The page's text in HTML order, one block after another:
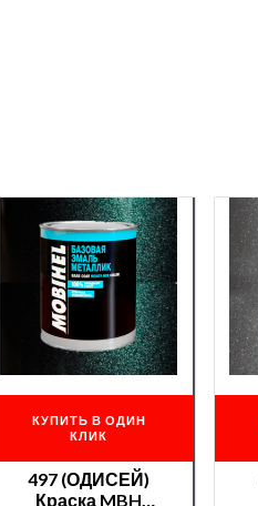
КУПИТЬ В ОДИН
КЛИК
497 (ОДИСЕЙ)
Краска MBH